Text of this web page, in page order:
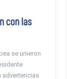
con las
se unieron
advertencias